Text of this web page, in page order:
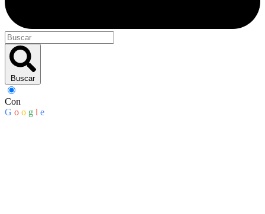
Buscar
Con
G o o g l e